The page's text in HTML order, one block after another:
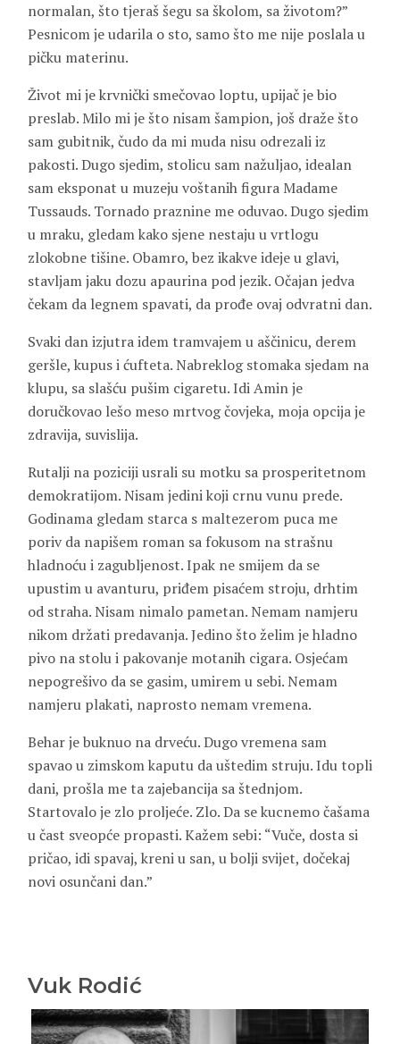
normalan, što tjeraš šegu sa školom, sa životom?”
Pesnicom je udarila o sto, samo što me nije poslala u
pičku materinu.
Život mi je krvnički smečovao loptu, upijač je bio
preslab. Milo mi je što nisam šampion, još draže što
sam gubitnik, čudo da mi muda nisu odrezali iz
pakosti. Dugo sjedim, stolicu sam nažuljao, idealan
sam eksponat u muzeju voštanih figura Madame
Tussauds. Tornado praznine me oduvao. Dugo sjedim
u mraku, gledam kako sjene nestaju u vrtlogu
zlokobne tišine. Obamro, bez ikakve ideje u glavi,
stavljam jaku dozu apaurina pod jezik. Očajan jedva
čekam da legnem spavati, da prođe ovaj odvratni dan.
Svaki dan izjutra idem tramvajem u aščinicu, derem
geršle, kupus i ćufteta. Nabreklog stomaka sjedam na
klupu, sa slašću pušim cigaretu. Idi Amin je
doručkovao lešo meso mrtvog čovjeka, moja opcija je
zdravija, suvislija.
Rutalji na poziciji usrali su motku sa prosperitetnom
demokratijom. Nisam jedini koji crnu vunu prede.
Godinama gledam starca s maltezerom puca me
poriv da napišem roman sa fokusom na strašnu
hladnoću i zagubljenost. Ipak ne smijem da se
upustim u avanturu, priđem pisaćem stroju, drhtim
od straha. Nisam nimalo pametan. Nemam namjeru
nikom držati predavanja. Jedino što želim je hladno
pivo na stolu i pakovanje motanih cigara. Osjećam
nepogrešivo da se gasim, umirem u sebi. Nemam
namjeru plakati, naprosto nemam vremena.
Behar je buknuo na drveću. Dugo vremena sam
spavao u zimskom kaputu da uštedim struju. Idu topli
dani, prošla me ta zajebancija sa štednjom.
Startovalo je zlo proljeće. Zlo. Da se kucnemo čašama
u čast sveopće propasti. Kažem sebi: “Vuče, dosta si
pričao, idi spavaj, kreni u san, u bolji svijet, dočekaj
novi osunčani dan.”
Vuk Rodić